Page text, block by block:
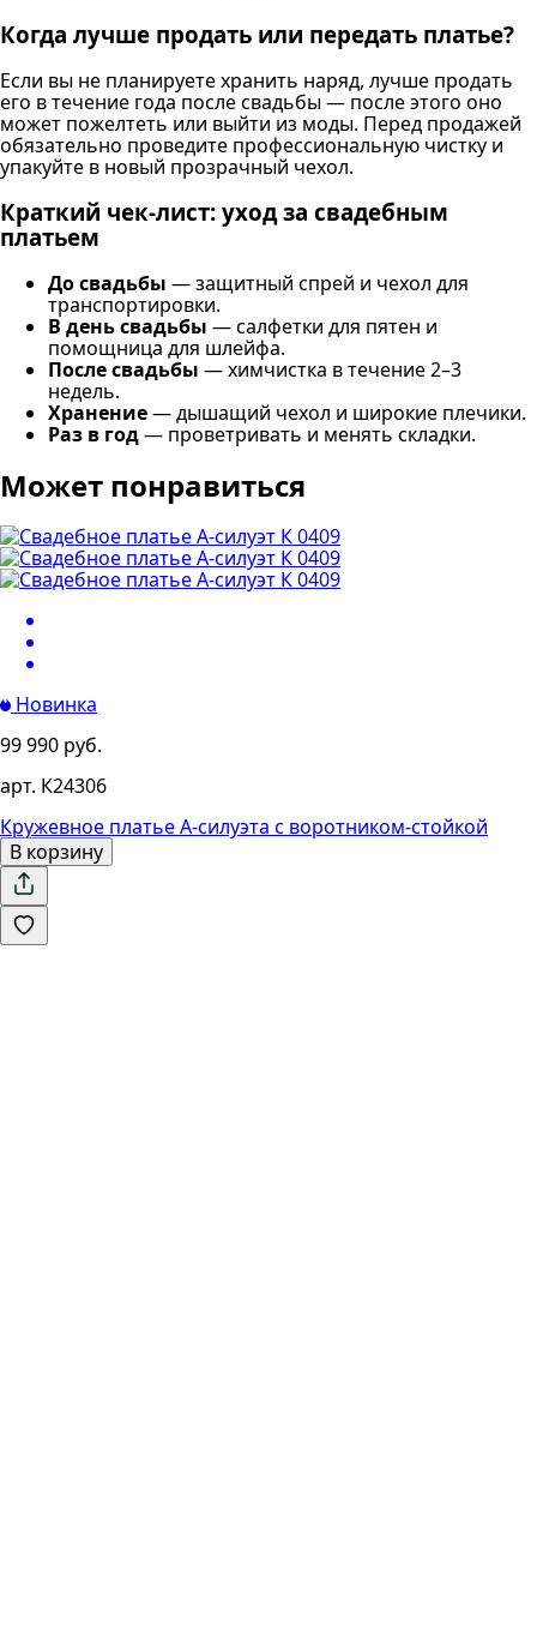
Когда лучше продать или передать платье?
Если вы не планируете хранить наряд, лучше продать
его в течение года после свадьбы — после этого оно
может пожелтеть или выйти из моды. Перед продажей
обязательно проведите профессиональную чистку и
упакуйте в новый прозрачный чехол.
Краткий чек-лист: уход за свадебным
платьем
До свадьбы — защитный спрей и чехол для
транспортировки.
В день свадьбы — салфетки для пятен и
помощница для шлейфа.
После свадьбы — химчистка в течение 2–3
недель.
Хранение— дышащий чехол и широкие плечики.
Раз в год— проветривать и менять складки.
Может понравиться
Новинка
99 990 руб.
арт. К24306
Кружевное платье А-силуэта с воротником-стойкой
В корзину